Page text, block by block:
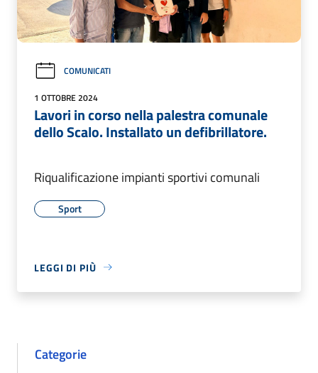
COMUNICATI
1 OTTOBRE 2024
Lavori in corso nella palestra comunale
dello Scalo. Installato un defibrillatore.
Riqualificazione impianti sportivi comunali
Sport
LEGGI DI PIÙ
Categorie